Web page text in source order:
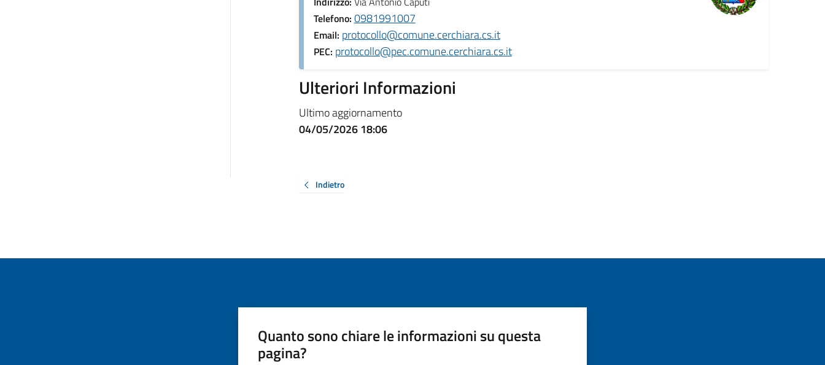
Telefono: 0981991007
Email: protocollo@comune.cerchiara.cs.it
PEC: protocollo@pec.comune.cerchiara.cs.it
Ulteriori Informazioni
Ultimo aggiornamento
04/05/2026 18:06
Indietro
Quanto sono chiare le informazioni su questa
pagina?